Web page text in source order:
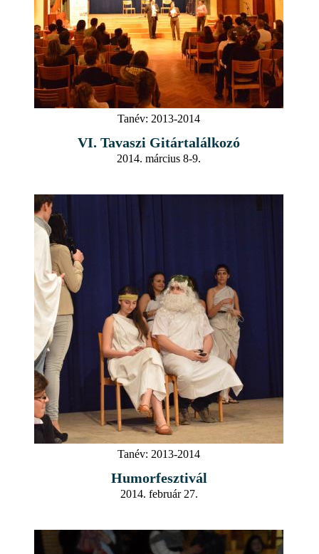
Tanév: 2013-2014
VI. Tavaszi Gitártalálkozó
2014. március 8-9.
Tanév: 2013-2014
Humorfesztivál
2014. február 27.